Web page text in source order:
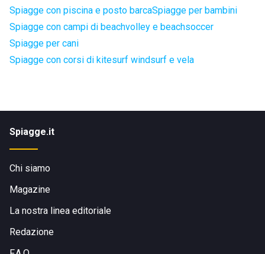
Spiagge con piscina e posto barcaSpiagge per bambini
Spiagge con campi di beachvolley e beachsoccer
Spiagge per cani
Spiagge con corsi di kitesurf windsurf e vela
Spiagge.it
Chi siamo
Magazine
La nostra linea editoriale
Redazione